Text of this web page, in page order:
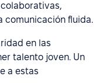
comunicación fluida.
en las
talento joven. Un
a estas